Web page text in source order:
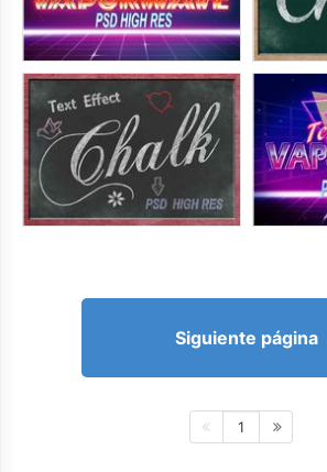
Siguiente página
1